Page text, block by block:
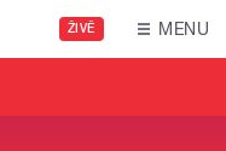
ŽIVĚ MENU